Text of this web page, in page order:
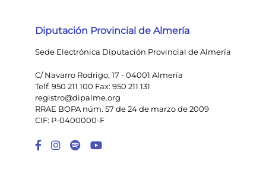
Diputación Provincial de Almería
Sede Electrónica Diputación Provincial de Almería
C/ Navarro Rodrigo, 17 - 04001 Almería
Telf. 950 211 100 Fax: 950 211 131
registro@dipalme.org
RRAE BOPA núm. 57 de 24 de marzo de 2009
CIF: P-0400000-F
Enlace a Facebook
Enlace a Instagram
Enlace a Spotify Playlist
Enlace a Youtube